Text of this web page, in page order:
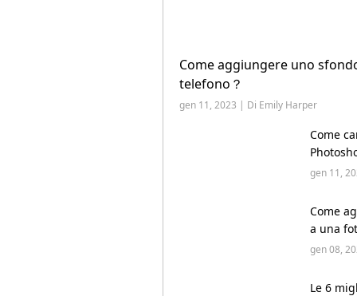
Come aggiungere uno
telefono？
gen 11, 2023 | Di Emily Harper
Come
gen 11,
Come
a una
gen 08,
Le 6